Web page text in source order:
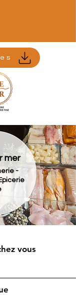
mer
-
vous